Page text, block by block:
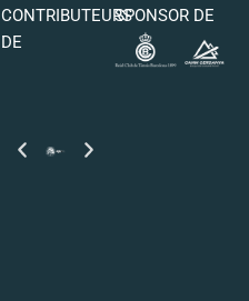
CONTRIBUTEURS
DE
SPONSOR DE